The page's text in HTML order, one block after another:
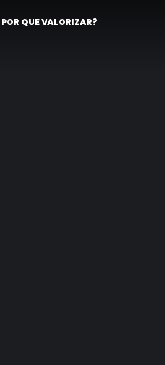
POR QUE VALORIZAR?